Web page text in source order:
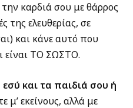
καρδιά σου με θάρρος
της ελευθερίας, σε
και κάνε αυτό που
είναι ΤΟ ΣΩΣΤΟ.
εσύ και τα παιδιά σου ή
μ’ εκείνους, αλλά με